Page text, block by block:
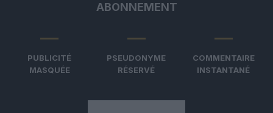
ABONNEMENT
PUBLICITÉ
MASQUÉE
PSEUDONYME
RÉSERVÉ
COMMENTAIRE
INSTANTANÉ